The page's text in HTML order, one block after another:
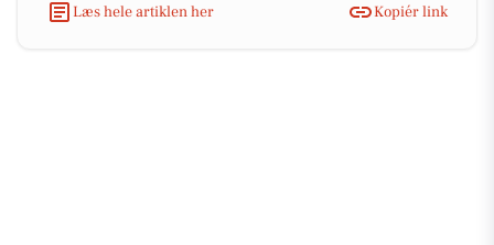
Læs hele artiklen her
Kopiér link